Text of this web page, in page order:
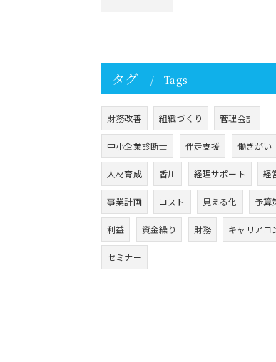
タグ Tags
財務改善 組織づくり 管理会計
中小企業診断士 伴走支援 働きがい
人材育成 香川 経理サポート 経
事業計画 コスト 見える化 予算
利益 資金繰り 財務 キャリアコ
セミナー